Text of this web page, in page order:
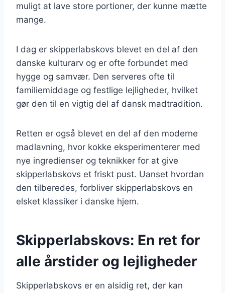
muligt at lave store portioner, der kunne mætte
mange.
I dag er skipperlabskovs blevet en del af den
danske kulturarv og er ofte forbundet med
hygge og samvær. Den serveres ofte til
familiemiddage og festlige lejligheder, hvilket
gør den til en vigtig del af dansk madtradition.
Retten er også blevet en del af den moderne
madlavning, hvor kokke eksperimenterer med
nye ingredienser og teknikker for at give
skipperlabskovs et friskt pust. Uanset hvordan
den tilberedes, forbliver skipperlabskovs en
elsket klassiker i danske hjem.
Skipperlabskovs: En ret for
alle årstider og lejligheder
Skipperlabskovs er en alsidig ret, der kan